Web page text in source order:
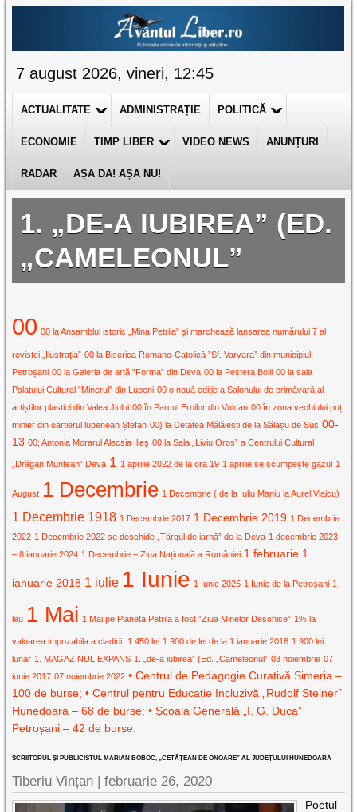
7 august 2026, vineri, 12:45
ACTUALITATE ADMINISTRAȚIE POLITICĂ
ECONOMIE TIMP LIBER VIDEO NEWS ANUNȚURI
RADAR AȘA DA! AȘA NU!
1. „DE-A IUBIREA” (ED.
„CAMELEONUL”
00 00 la Ansamblul istoric „Mina Petrila” și marchează lansarea numărului 7 al
revistei „Ilustrația” 00 la Biserica Romano-Catolică ”Sf. Varvara” din municipiul
Petroșani 00 la Galeria de artă ”Forma” din Deva 00 la Peștera Bolii 00 la sala
Palatului Cultural ”Minerul” din Lupeni 00 o nouă ediție a Salonului de primăvară al
artiștilor plastici din Valea Jiului 00 în Parcul Eroilor din Vulcan 00 în zona vechiului puț
minier din cartierul lupenean Ștefan 00) la Cetatea Mălăiești de la Sălașu de Sus 00-
13 00; Antonia Morarul Alecsia Ilieș 00 la Sala „Liviu Oros” a Centrului Cultural
„Drăgan Muntean” Deva 1 1 aprilie 2022 de la ora 19 1 aprilie se scumpește gazul 1
August 1 Decembrie 1 Decembrie ( de la Iuliu Maniu la Aurel Vlaicu)
1 Decembrie 1918 1 Decembrie 2017 1 Decembrie 2019 1 Decembrie
2022 1 Decembrie 2022 se deschide „Târgul de iarnă” de la Deva 1 decembrie 2023
– 8 ianuarie 2024 1 Decembrie – Ziua Națională a României 1 februarie 1
ianuarie 2018 1 iulie 1 Iunie 1 Iunie 2025 1 Iunie de la Petroșani 1
leu 1 Mai 1 Mai pe Planeta Petrila a fost ”Ziua Minelor Deschise” 1% la
valoarea impozabila a cladirii. 1.450 lei 1.900 de lei de la 1 ianuarie 2018 1.900 lei
lunar 1. MAGAZINUL EXPANS 1. „de-a iubirea” (Ed. „Cameleonul” 03 noiembrie 07
iunie 2017 07 noiembrie 2022 • Centrul de Pedagogie Curativă Simeria –
100 de burse; • Centrul pentru Educație Incluzivă „Rudolf Steiner”
Hunedoara – 68 de burse; • Școala Generală „I. G. Duca”
Petroșani – 42 de burse.
SCRIITORUL ȘI PUBLICISTUL MARIAN BOBOC, „CETĂȚEAN DE ONOARE” AL JUDEȚULUI HUNEDOARA
Tiberiu Vințan |februarie 26, 2020
Poetul